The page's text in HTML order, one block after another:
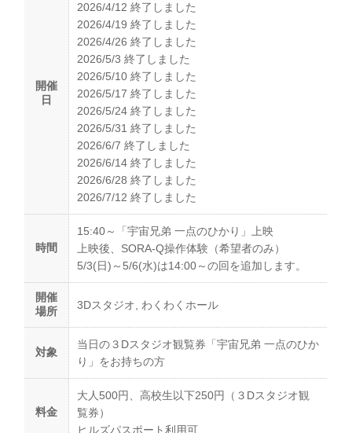
開催
日
2026/4/12 終了しました
2026/4/19 終了しました
2026/4/26 終了しました
2026/5/3 終了しました
2026/5/10 終了しました
2026/5/17 終了しました
2026/5/24 終了しました
2026/5/31 終了しました
2026/6/7 終了しました
2026/6/14 終了しました
2026/6/28 終了しました
2026/7/12 終了しました
時間
15:40～「宇宙兄弟 一点のひかり」上映
上映後、SORA-Q操作体験（希望者のみ）
5/3(日)～5/6(水)は14:00～の回を追加します。
開催
場所
3Dスタジオ, わくわくホール
対象
当日の３Dスタジオ観覧券「宇宙兄弟 一点のひか
り」をお持ちの方
料金
大人500円、高校生以下250円（３Dスタジオ観
覧券）
ヒルズパスポート利用可